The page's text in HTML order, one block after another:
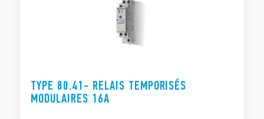
TYPE 80.41- RELAIS TEMPORISÉS
MODULAIRES 16A